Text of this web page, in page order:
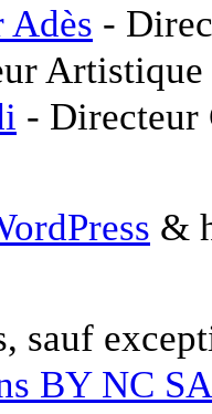
-
-
&
sauf
BY NC SA